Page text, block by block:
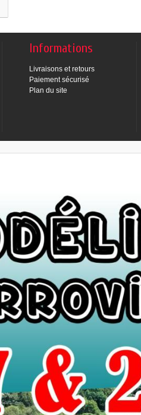
Informations
Livraisons et retours
Paiement sécurisé
Plan du site